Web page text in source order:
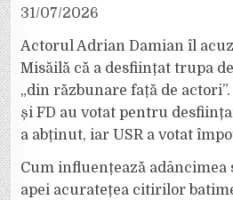
31/07/2026
Actorul Adrian Damian îl
Misăilă că a desființat trupa
„din răzbunare față de
și FD au votat pentru
a abținut, iar USR a votat
Cum influențează adâncimea
apei acuratețea citirilor